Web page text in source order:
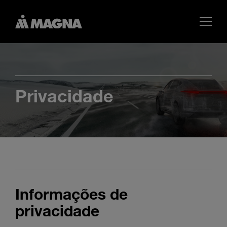
Privacidade
Informações de
privacidade